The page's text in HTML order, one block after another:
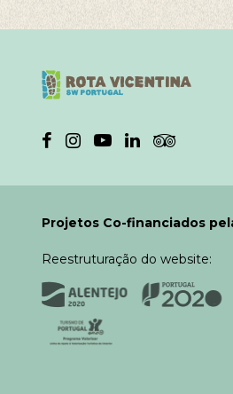
Projetos Co-financiados
Reestruturação do website: